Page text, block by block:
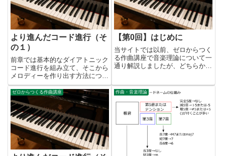
より進んだコード進行（そ
の１）
前章では基本的なダイアトニック
コード進行を組み立て、そこから
メロディーを作り出す方法につい
て解説しました。これだけでも十
分曲を作ることは可能ですが、あ
る程度やっているうちにだんだん
物足りなくなってきます。それは
「調性からの離脱」がないから
で...
【第0回】はじめに
当サイトでは以前、ゼロからつく
る作曲講座で音楽理論について一
通り解説しましたが、どちらかと
楽理論は別に作曲だけに限らず、
アレンジや演奏をする際にも大い
に役立つものです。もちろん音
楽...
ゼロからつくる作曲講座 作曲・音楽理論